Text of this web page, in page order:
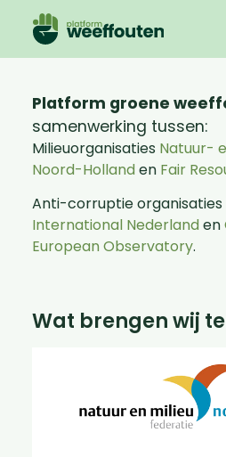
Platform groene
samenwerking tussen:
Milieuorganisaties Natuur-
Noord-Hollanden Fair
Anti-corruptie organisaties
International Nederlanden
European Observatory.
Wat brengen wij